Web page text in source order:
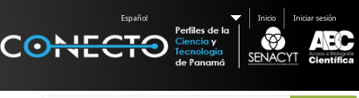
Español Inicio Iniciar sesión